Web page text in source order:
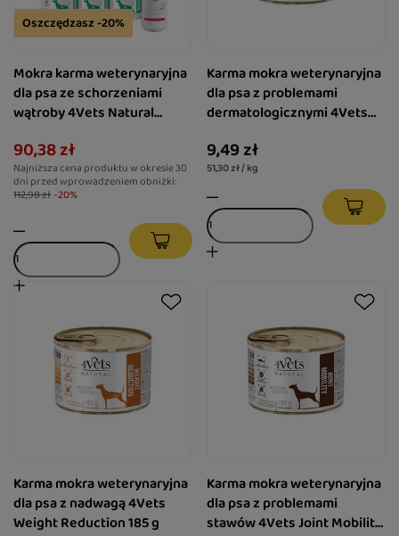
Oszczędzasz -20%
Mokra karma weterynaryjna
dla psa ze schorzeniami
wątroby 4Vets Natural
Over Liver Preparat
wspierający funkcje
wątroby psów i kotów 250
90,38 zł
Najniższa cena produktu w okresie 30
dni przed wprowadzeniem obniżki:
112,98 zł -20%
Karma mokra weterynaryjna
dla psa z problemami
dermatologicznymi 4Vets
9,49 zł
51,30 zł / kg
Karma mokra weterynaryjna
dla psa z nadwagą 4Vets
Weight Reduction 185 g
Karma mokra weterynaryjna
dla psa z problemami
stawów 4Vets Joint Mobility